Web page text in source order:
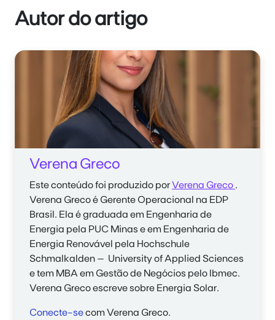
Autor do artigo
Verena Greco
Este conteúdo foi produzido porVerena Greco .
Verena Grecoé Gerente Operacional na EDP
Brasil. Ela é graduada em Engenharia de
Energia pela PUC Minas e em Engenharia de
Energia Renovável pela Hochschule
Schmalkalden – University of Applied Sciences
e tem MBA em Gestão de Negócios pelo Ibmec.
Verena Grecoescreve sobre Energia Solar.
Conecte-secom Verena Greco.